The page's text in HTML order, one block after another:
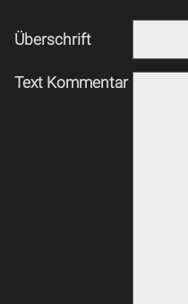
Überschrift
Text Kommentar